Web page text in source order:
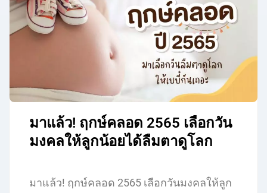
มาแล้ว! ฤกษ์คลอด 2565 เลือกวัน
มงคลให้ลูกน้อยได้ลืมตาดูโลก
มาแล้ว! ฤกษ์คลอด 2565 เลือกวันมงคลให้ลูก